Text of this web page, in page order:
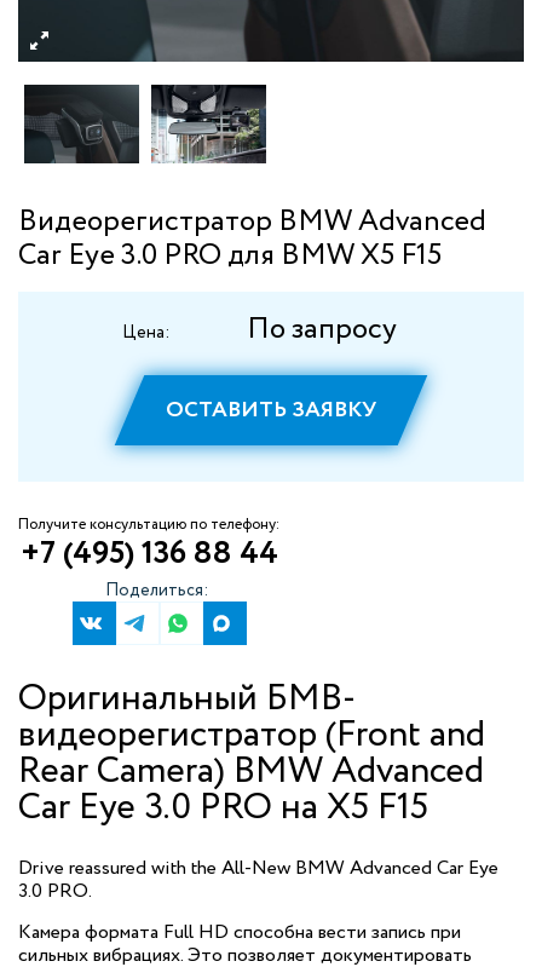
Видеорегистратор BMW Advanced
Car Eye 3.0 PRO для BMW X5 F15
Цена: По запросу
ОСТАВИТЬ ЗАЯВКУ
Получите консультацию по телефону:
+7 (495) 136 88 44
Поделиться:
Оригинальный БМВ-
видеорегистратор (Front and
Rear Camera) BMW Advanced
Car Eye 3.0 PRO на X5 F15
Drive reassured with the All-New BMW Advanced Car Eye
3.0 PRO.
Камера формата Full HD способна вести запись при
сильных вибрациях. Это позволяет документировать